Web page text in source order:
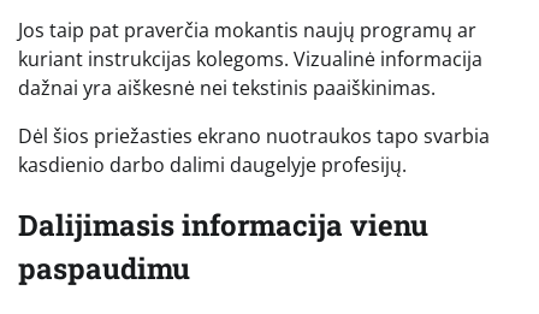
Jos taip pat praverčia mokantis naujų programų ar
kuriant instrukcijas kolegoms. Vizualinė informacija
dažnai yra aiškesnė nei tekstinis paaiškinimas.
Dėl šios priežasties ekrano nuotraukos tapo svarbia
kasdienio darbo dalimi daugelyje profesijų.
Dalijimasis informacija vienu
paspaudimu